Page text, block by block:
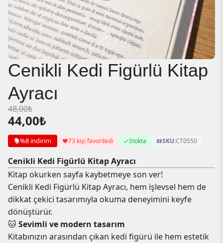
Cenikli Kedi Figürlü Kitap
Ayracı
48,00₺
44,00₺
%8 indirim 73 kişi favoriledi Stokta SKU:CT0550
Cenikli Kedi Figürlü Kitap Ayracı
Kitap okurken sayfa kaybetmeye son ver!
Cenikli Kedi Figürlü Kitap Ayracı, hem işlevsel hem de
dikkat çekici tasarımıyla okuma deneyimini keyfe
dönüştürür.
🐱 Sevimli ve modern tasarım
Kitabınızın arasından çıkan kedi figürü ile hem estetik